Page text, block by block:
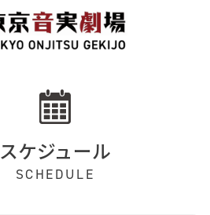
スケジュール
SCHEDULE